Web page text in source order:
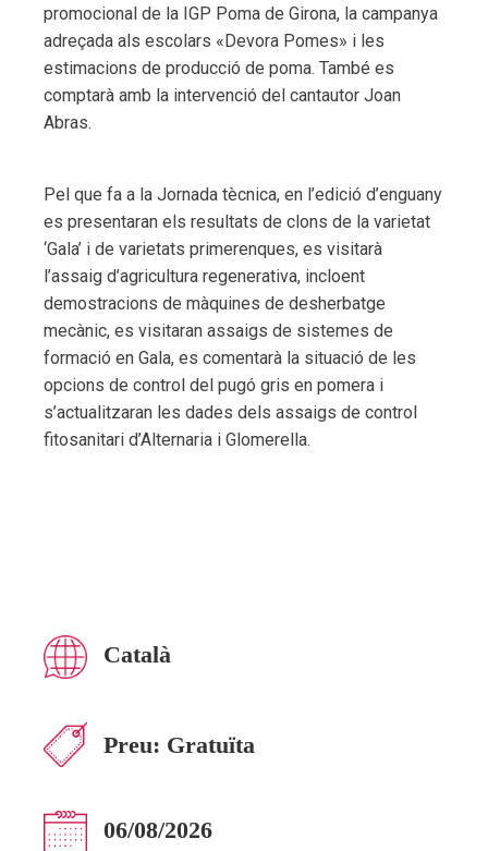
promocional de la IGP Poma de Girona, la campanya
adreçada als escolars «Devora Pomes» i les
estimacions de producció de poma. També es
comptarà amb la intervenció del cantautor Joan
Abras.
Pel que fa a la Jornada tècnica, en l’edició d’enguany
es presentaran els resultats de clons de la varietat
‘Gala’ i de varietats primerenques, es visitarà
l’assaig d’agricultura regenerativa, incloent
demostracions de màquines de desherbatge
mecànic, es visitaran assaigs de sistemes de
formació en Gala, es comentarà la situació de les
opcions de control del pugó gris en pomera i
s’actualitzaran les dades dels assaigs de control
fitosanitari d’Alternaria i Glomerella.
Català
Preu: Gratuïta
06/08/2026